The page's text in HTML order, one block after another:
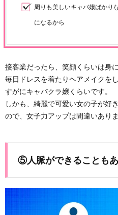
周りも美しいキャバ嬢ばかり
になるから
接客業だったら、笑顔くらいは身
毎日ドレスを着たりヘアメイクを
すがにキャバクラ嬢くらいです。
しかも、綺麗で可愛い女の子が好
ので、女子力アップは間違いあり
⑤人脈ができることもあ